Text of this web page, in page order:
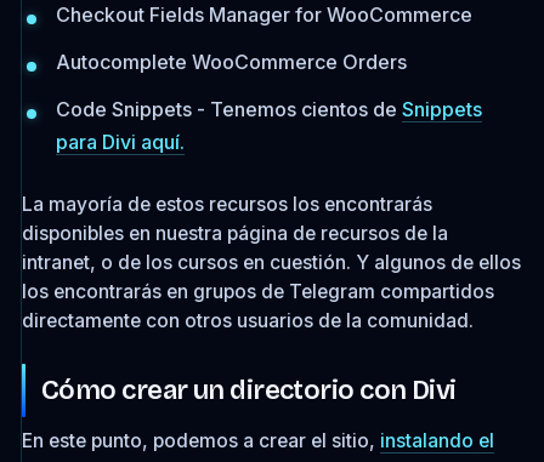
Checkout Fields Manager for WooCommerce
Autocomplete WooCommerce Orders
Code Snippets - Tenemos cientos de Snippets
para Divi aquí.
La mayoría de estos recursos los encontrarás
disponibles en nuestra página de recursos de la
intranet, o de los cursos en cuestión. Y algunos de ellos
los encontrarás en grupos de Telegram compartidos
directamente con otros usuarios de la comunidad.
Cómo crear un directorio con Divi
En este punto, podemos a crear el sitio, instalando el